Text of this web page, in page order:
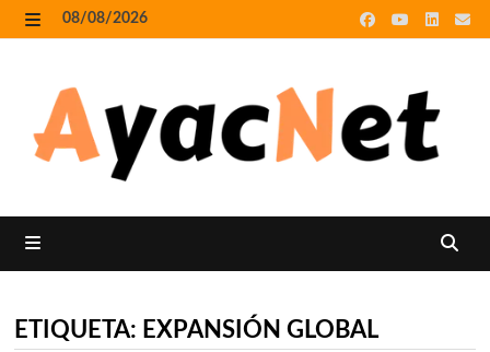
Skip
to
08/08/2026
ETIQUETA: EXPANSIÓN GLOBAL